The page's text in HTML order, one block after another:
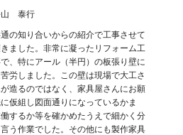
山 泰行
の知り合いからの紹介で工事させて
ました。非常に凝ったリフォーム工
、特にアール（半円）の板張り壁に
労しました。この壁は現場で大工さ
が造るのではなく、家具屋さんにお願
仮組し図面通りになっているかま
するか等を確かめたうえで細かく分
う作業でした。その他にも製作家具